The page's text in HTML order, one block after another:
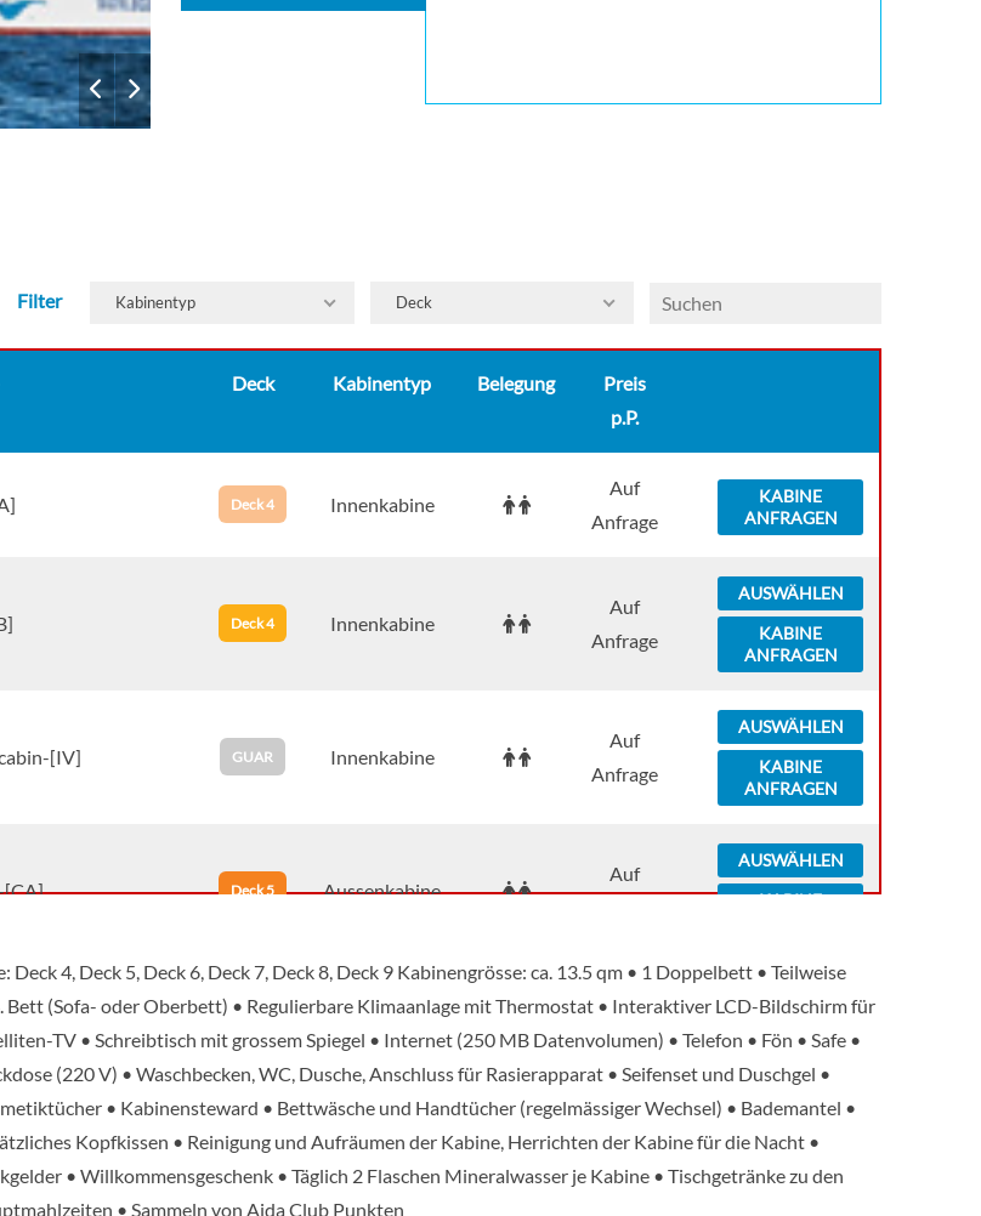
Filter Kabinentyp Deck
Deck Kabinentyp Belegung
Preis
p.P.
Deck 4 Innenkabine
Auf
Anfrage
KABINE
ANFRAGEN
Deck 4 Innenkabine
Auf
Anfrage
AUSWÄHLEN
KABINE
ANFRAGEN
[IV] GUAR Innenkabine
Auf
Anfrage
AUSWÄHLEN
KABINE
ANFRAGEN
[CA] Deck 5 Aussenkabine
Auf
AUSWÄHLEN
KABINE
[MA]
Auf
Anfrage
KABINE
[MB] Deck 4 Aussenkabine
Auf
Anfrage
KABINE
ANFRAGEN
Deck 4, Deck 5, Deck 6, Deck 7, Deck 8, Deck 9 Kabinengrösse: ca. 13.5 qm • 1 Doppelbett • Teilweise
Bett (Sofa- oder Oberbett) • Regulierbare Klimaanlage mit Thermostat • Interaktiver LCD-Bildschirm für
TV • Schreibtisch mit grossem Spiegel • Internet (250 MB Datenvolumen) • Telefon • Fön • Safe •
(220 V) • Waschbecken, WC, Dusche, Anschluss für Rasierapparat • Seifenset und Duschgel •
• Kabinensteward • Bettwäsche und Handtücher (regelmässiger Wechsel) • Bademantel •
Kopfkissen • Reinigung und Aufräumen der Kabine, Herrichten der Kabine für die Nacht •
• Willkommensgeschenk • Täglich 2 Flaschen Mineralwasser je Kabine • Tischgetränke zu den
• Sammeln von Aida Club Punkten